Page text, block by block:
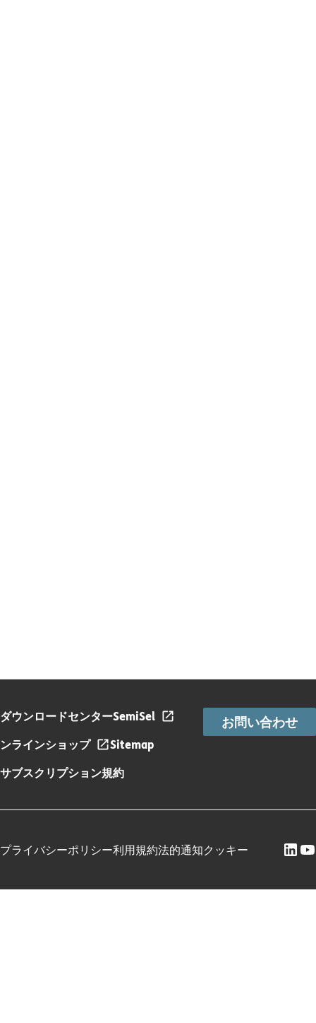
ダウンロードセンターSemiSel
ンラインショップ
Sitemap
サブスクリプション規約
お問い合わせ
プライバシーポリシー利用規約法的通知クッキー